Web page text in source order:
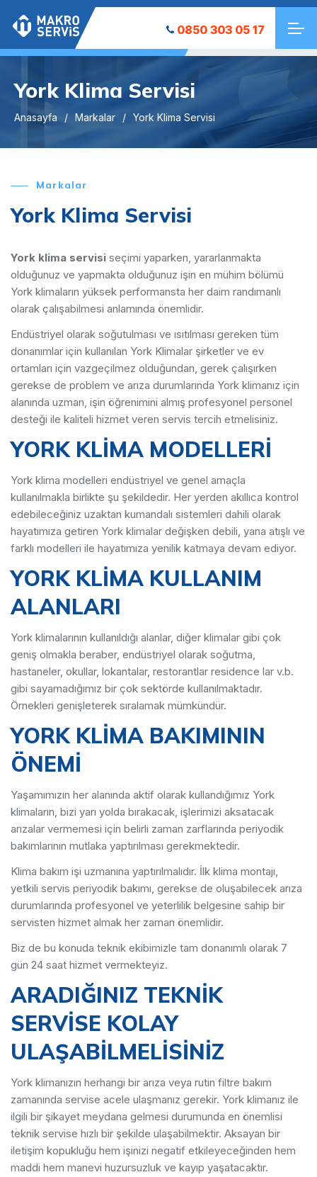
0850 303 05 17
York Klima Servisi
Anasayfa Markalar York Klima Servisi
Markalar
York Klima Servisi
York klima servisi seçimi yaparken, yararlanmakta
olduğunuz ve yapmakta olduğunuz işin en mühim bölümü
York klimaların yüksek performansta her daim randımanlı
olarak çalışabilmesi anlamında önemlidir.
Endüstriyel olarak soğutulması ve ısıtılması gereken tüm
donanımlar için kullanılan York Klimalar şirketler ve ev
ortamları için vazgeçilmez olduğundan, gerek çalışırken
gerekse de problem ve arıza durumlarında York klimanız için
alanında uzman, işin öğrenimini almış profesyonel personel
desteği ile kaliteli hizmet veren servis tercih etmelisiniz.
YORK KLİMA MODELLERİ
York klima modelleri endüstriyel ve genel amaçla
kullanılmakla birlikte şu şekildedir. Her yerden akıllıca kontrol
edebileceğiniz uzaktan kumandalı sistemleri dahili olarak
hayatımıza getiren York klimalar değişken debili, yana atışlı ve
farklı modelleri ile hayatımıza yenilik katmaya devam ediyor.
YORK KLİMA KULLANIM
ALANLARI
York klimalarının kullanıldığı alanlar, diğer klimalar gibi çok
geniş olmakla beraber, endüstriyel olarak soğutma,
hastaneler, okullar, lokantalar, restorantlar residence lar v.b.
gibi sayamadığımız bir çok sektörde kullanılmaktadır.
Örnekleri genişleterek sıralamak mümkündür.
YORK KLİMA BAKIMININ
ÖNEMİ
Yaşamımızın her alanında aktif olarak kullandığımız York
klimaların, bizi yarı yolda bırakacak, işlerimizi aksatacak
arızalar vermemesi için belirli zaman zarflarında periyodik
bakımlarının mutlaka yaptırılması gerekmektedir.
Klima bakım işi uzmanına yaptırılmalıdır. İlk klima montajı,
yetkili servis periyodik bakımı, gerekse de oluşabilecek arıza
durumlarında profesyonel ve yeterlilik belgesine sahip bir
servisten hizmet almak her zaman önemlidir.
Biz de bu konuda teknik ekibimizle tam donanımlı olarak 7
gün 24 saat hizmet vermekteyiz.
ARADIĞINIZ TEKNİK
SERVİSE KOLAY
ULAŞABİLMELİSİNİZ
York klimanızın herhangi bir arıza veya rutin filtre bakım
zamanında servise acele ulaşmanız gerekir. York klimanız ile
ilgili bir şikayet meydana gelmesi durumunda en önemlisi
teknik servise hızlı bir şekilde ulaşabilmektir. Aksayan bir
iletişim kopukluğu hem işinizi negatif etkileyeceğinden hem
maddi hem manevi huzursuzluk ve kayıp yaşatacaktır.